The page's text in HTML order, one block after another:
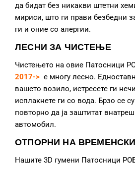
да бидат без никакви штетни
мириси, што ги прави безбедни
ги и оние со алергии.
ЛЕСНИ ЗА ЧИСТЕЊЕ
Чистењето на овие Патосници
2017-> е многу лесно.
вашето возило, истресете ги
исплакнете ги со вода. Брзо се
повторно да ја заштитат
автомобил.
ОТПОРНИ НА
Нашите 3D гумени Патосници